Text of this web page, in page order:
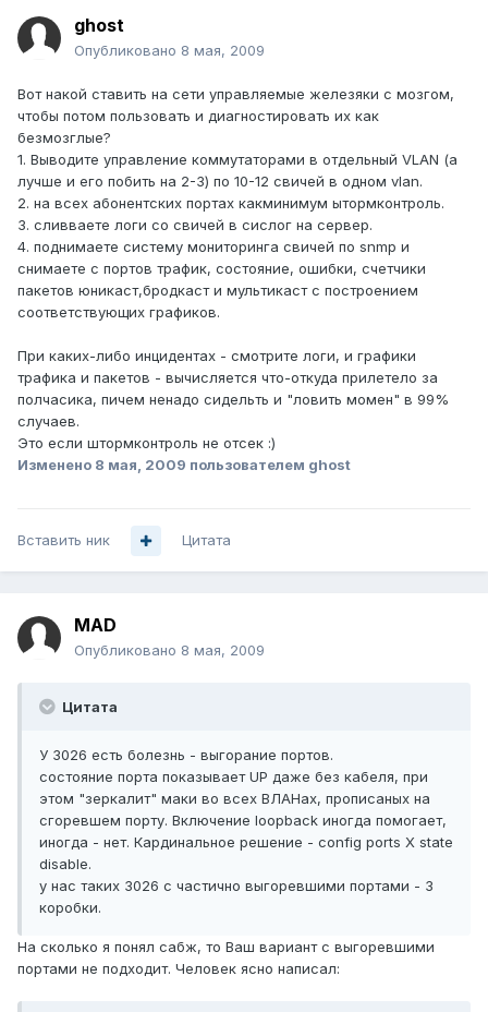
ghost
Опубликовано 8 мая, 2009
Вот накой ставить на сети управляемые железяки с мозгом,
чтобы потом пользовать и диагностировать их как
безмозглые?
1. Выводите управление коммутаторами в отдельный VLAN (а
лучше и его побить на 2-3) по 10-12 свичей в одном vlan.
2. на всех абонентских портах какминимум ытормконтроль.
3. сливваете логи со свичей в сислог на сервер.
4. поднимаете систему мониторинга свичей по snmp и
снимаете с портов трафик, состояние, ошибки, счетчики
пакетов юникаст,бродкаст и мультикаст с построением
соответствующих графиков.
При каких-либо инцидентах - смотрите логи, и графики
трафика и пакетов - вычисляется что-откуда прилетело за
полчасика, пичем ненадо сидельть и "ловить момен" в 99%
случаев.
Это если штормконтроль не отсек :)
Изменено 8 мая, 2009 пользователем ghost
Вставить ник Цитата
MAD
Опубликовано 8 мая, 2009
Цитата
У 3026 есть болезнь - выгорание портов.
состояние порта показывает UP даже без кабеля, при
этом "зеркалит" маки во всех ВЛАНах, прописаных на
сгоревшем порту. Включение loopback иногда помогает,
иногда - нет. Кардинальное решение - config ports Х state
disable.
у нас таких 3026 с частично выгоревшими портами - 3
коробки.
На сколько я понял сабж, то Ваш вариант с выгоревшими
портами не подходит. Человек ясно написал: